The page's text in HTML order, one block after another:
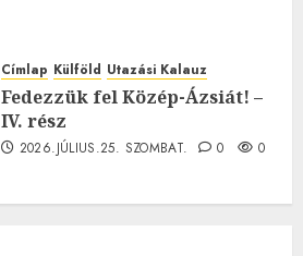
Címlap Külföld Utazási Kalauz
Fedezzük fel Közép-Ázsiát! –
IV. rész
2026.JÚLIUS.25. SZOMBAT. 0 0